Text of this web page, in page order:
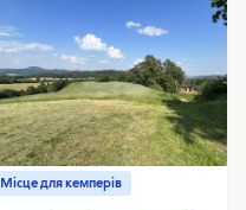
Місце для кемперів